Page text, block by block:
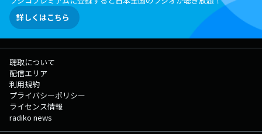
詳しくはこちら
聴取について
配信エリア
利用規約
プライバシーポリシー
ライセンス情報
radiko news